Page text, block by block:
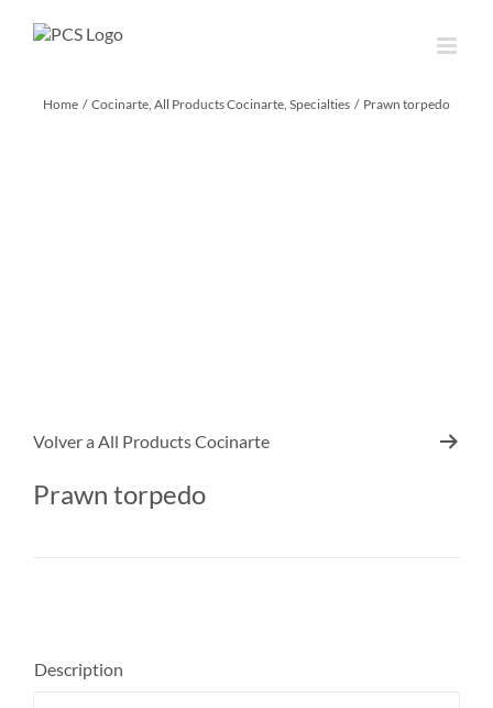
Home Cocinarte All Products Cocinarte Specialties Prawn torpedo
Volver a All Products Cocinarte
Prawn torpedo
Description